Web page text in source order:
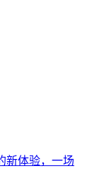
新体验，一场